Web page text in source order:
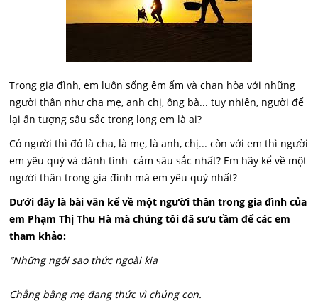
Trong gia đình, em luôn sống êm ấm và chan hòa với những
người thân như cha mẹ, anh chị, ông bà... tuy nhiên, người để
lại ấn tượng sâu sắc trong long em là ai?
Có người thì đó là cha, là mẹ, là anh, chị... còn với em thì người
em yêu quý và dành tình cảm sâu sắc nhất? Em hãy kể về một
người thân trong gia đình mà em yêu quý nhất?
Dưới đây là bài văn kể về một người thân trong gia đình của
em Phạm Thị Thu Hà mà chúng tôi đã sưu tầm để các em
tham khảo:
“Những ngôi sao thức ngoài kia
Chẳng bằng mẹ đang thức vì chúng con.